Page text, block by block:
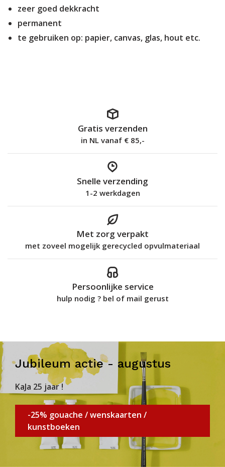
zeer goed dekkracht
permanent
te gebruiken op: papier, canvas, glas, hout etc.
Gratis verzenden
in NL vanaf € 85,-
Snelle verzending
1-2 werkdagen
Met zorg verpakt
met zoveel mogelijk gerecycled opvulmateriaal
Persoonlijke service
hulp nodig ? bel of mail gerust
Jubileum actie - augustus
KaJa 25 jaar !
-25% gouache / wenskaarten /
kunstboeken